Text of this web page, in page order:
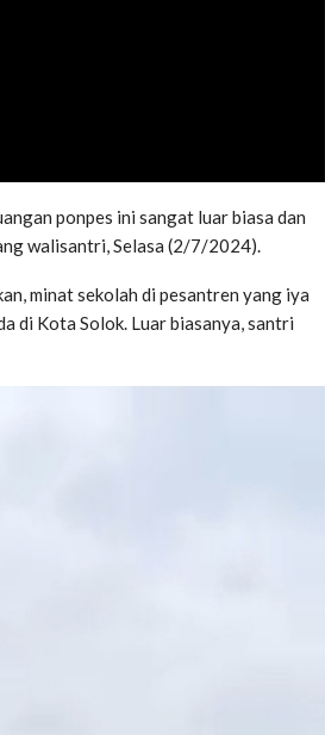
ponpes ini sangat luar biasa dan
walisantri, Selasa (2/7/2024).
minat sekolah di pesantren yang iya
di Kota Solok. Luar biasanya, santri